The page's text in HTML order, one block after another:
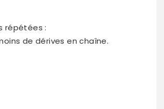
répétées :
de dérives en chaîne.